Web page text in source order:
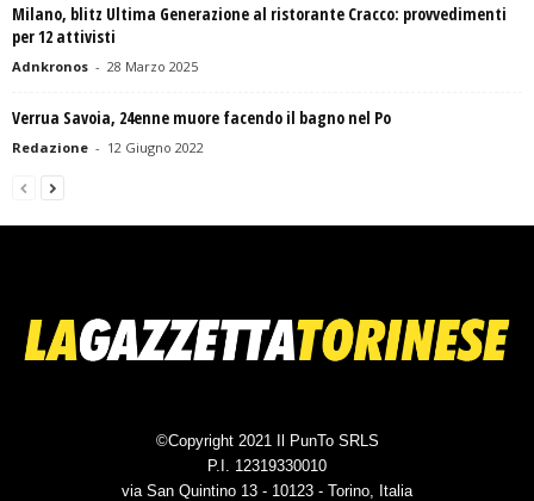
Milano, blitz Ultima Generazione al ristorante Cracco: provvedimenti
per 12 attivisti
Adnkronos - 28 Marzo 2025
Verrua Savoia, 24enne muore facendo il bagno nel Po
Redazione - 12 Giugno 2022
©Copyright 2021 Il PunTo SRLS
P.I. 12319330010
via San Quintino 13 - 10123 - Torino, Italia